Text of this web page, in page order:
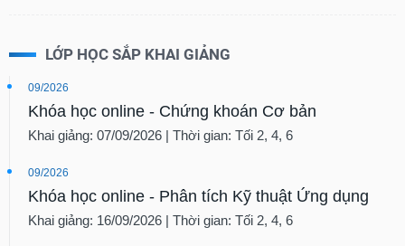
LỚP HỌC SẮP KHAI GIẢNG
09/2026
Khóa học online - Chứng khoán Cơ bản
Khai giảng: 07/09/2026 | Thời gian: Tối 2, 4, 6
09/2026
Khóa học online - Phân tích Kỹ thuật Ứng dụng
Khai giảng: 16/09/2026 | Thời gian: Tối 2, 4, 6